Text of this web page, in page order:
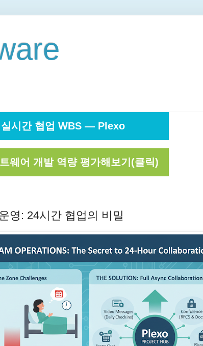
시간 협업 WBS — Plexo
웨어 개발 역량 평가해보기(클릭)
영: 24시간 협업의 비밀